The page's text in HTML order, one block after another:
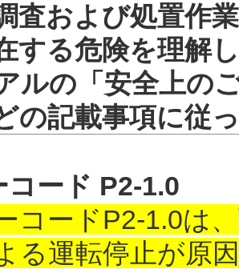
査および処置作
する危険を理解
ルの「安全上の
の記載事項に従
コード P2-1.0
コードP2-1.0は
る運転停止が原